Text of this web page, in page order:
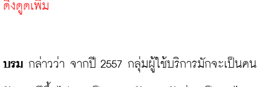
ดึงดูดเพิ่ม
บรม กล่าวว่า จากปี 2557 กลุ่มผู้ใช้บริการมักจะเป็นคน